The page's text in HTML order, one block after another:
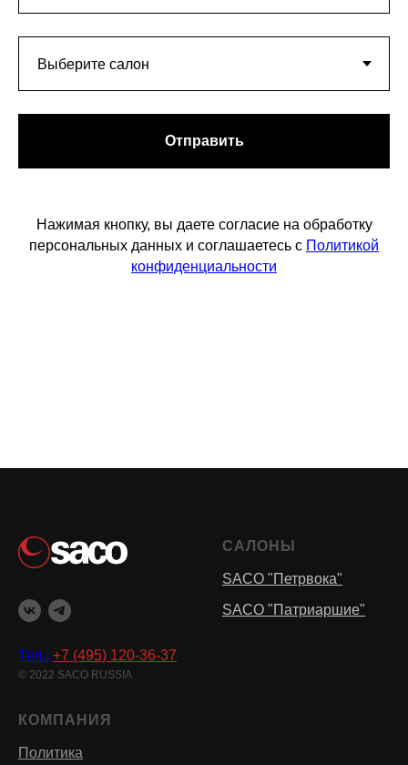
Отправить
Нажимая кнопку, вы даете согласие на обработку
персональных данных и соглашаетесь с Политикой
конфиденциальности
Тел.: +7 (495) 120-36-37
© 2022 SACO RUSSIA
САЛОНЫ
SACO "Петрвока"
SACO "Патриаршие"
КОМПАНИЯ
Политика